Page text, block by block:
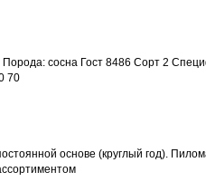
сосна Гост 8486 Сорт 2
70
основе (круглый год).